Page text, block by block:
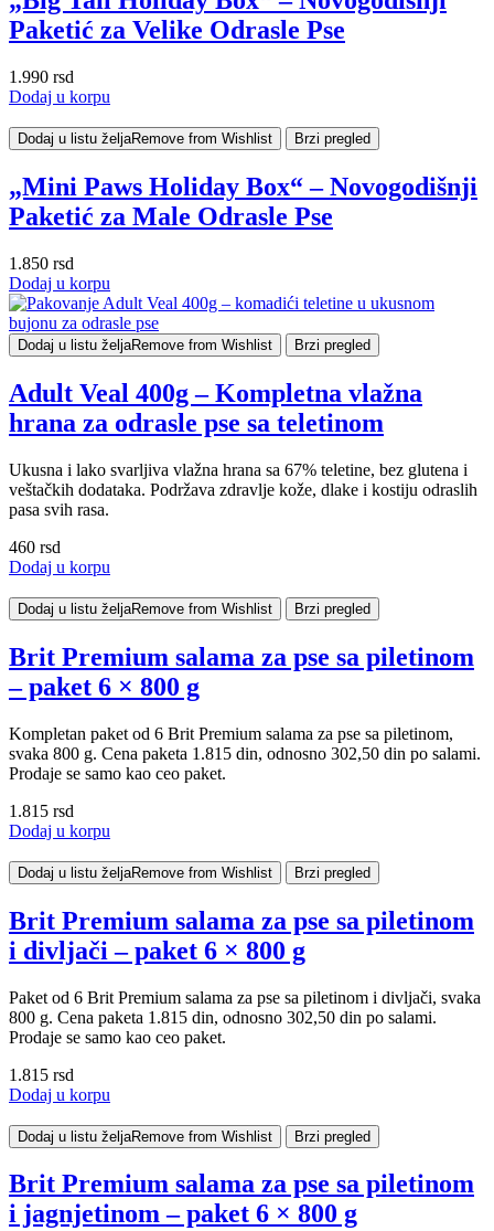
Paketić za Velike Odrasle Pse
1.990 rsd
Dodaj u korpu
Dodaj u listu željaRemove from Wishlist Brzi pregled
„Mini Paws Holiday Box“ – Novogodišnji
Paketić za Male Odrasle Pse
1.850 rsd
Dodaj u korpu
Dodaj u listu željaRemove from Wishlist Brzi pregled
Adult Veal 400g – Kompletna vlažna
hrana za odrasle pse sa teletinom
Ukusna i lako svarljiva vlažna hrana sa 67% teletine, bez glutena i
veštačkih dodataka. Podržava zdravlje kože, dlake i kostiju odraslih
pasa svih rasa.
460 rsd
Dodaj u korpu
Dodaj u listu željaRemove from Wishlist Brzi pregled
Brit Premium salama za pse sa piletinom
– paket 6 × 800 g
Kompletan paket od 6 Brit Premium salama za pse sa piletinom,
svaka 800 g. Cena paketa 1.815 din, odnosno 302,50 din po salami.
Prodaje se samo kao ceo paket.
1.815 rsd
Dodaj u korpu
Dodaj u listu željaRemove from Wishlist Brzi pregled
Brit Premium salama za pse sa piletinom
i divljači – paket 6 × 800 g
Paket od 6 Brit Premium salama za pse sa piletinom i divljači, svaka
800 g. Cena paketa 1.815 din, odnosno 302,50 din po salami.
Prodaje se samo kao ceo paket.
1.815 rsd
Dodaj u korpu
Dodaj u listu željaRemove from Wishlist Brzi pregled
Brit Premium salama za pse sa piletinom
i jagnjetinom – paket 6 × 800 g